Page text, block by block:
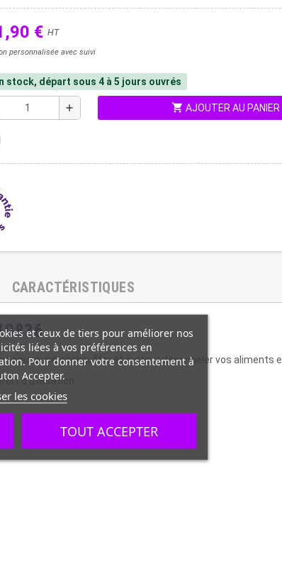
€ HT
personnalisée avec suivi
stock, départ sous 4 à 5 jours ouvrés
add shopping_cart AJOUTER AU
CARACTÉRISTIQUES
pour cuire, réchauffer et surtout décongeler vos aliments
d'utilisation.
et ceux de tiers pour améliorer nos
liées à vos préférences en
Pour donner votre consentement à
Accepter.
les cookies
TOUT ACCEPTER